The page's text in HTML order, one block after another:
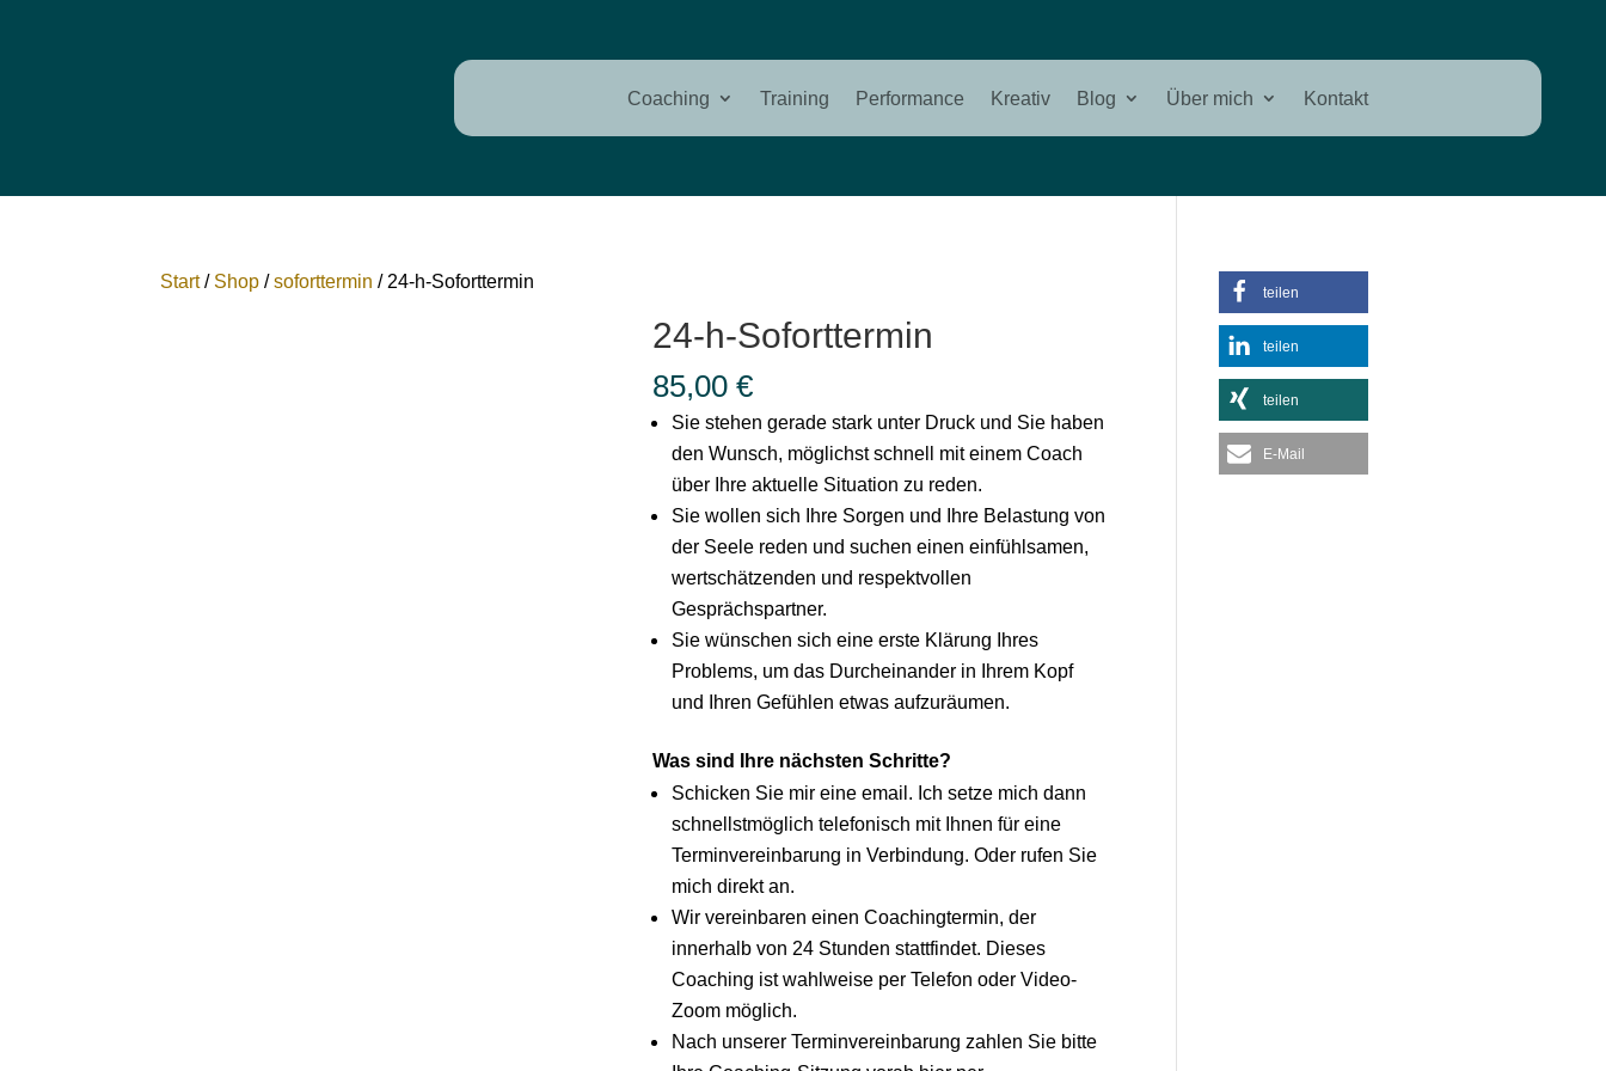
Coaching Training Performance Kreativ Blog Über mich Kontakt
Start/ Shop /soforttermin / 24-h-Soforttermin
24-h-Soforttermin
85,00€
Sie stehen gerade stark unter Druck und Sie haben
den Wunsch, möglichst schnell mit einem Coach
über Ihre aktuelle Situation zu reden.
Sie wollen sich Ihre Sorgen und Ihre Belastung von
der Seele reden und suchen einen einfühlsamen,
wertschätzenden und respektvollen
Gesprächspartner.
Sie wünschen sich eine erste Klärung Ihres
Problems, um das Durcheinander in Ihrem Kopf
und Ihren Gefühlen etwas aufzuräumen.
Was sind Ihre nächsten Schritte?
Schicken Sie mir eine email. Ich setze mich dann
schnellstmöglich telefonisch mit Ihnen für eine
Terminvereinbarung in Verbindung. Oder rufen Sie
mich direkt an.
Wir vereinbaren einen Coachingtermin, der
innerhalb von 24 Stunden stattfindet. Dieses
Coaching ist wahlweise per Telefon oder Video-
Zoom möglich.
Nach unserer Terminvereinbarung zahlen Sie bitte
teilen
teilen
teilen
E-Mail